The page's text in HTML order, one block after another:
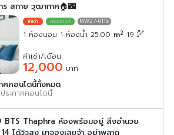
ร สกาย วุฒากาศ🏠🌃
MW27-0116
1 ห้องนอน 1 ห้องน้ำ 25.00 m2 19
ค่าเช่า/เดือน
12,000 บาท
ศคอนโดนี้ทั้งหมด
ระกาศคอนโดนี้
BTS Thaphra ห้องพร้อมอยู่ สิ่งอำนวย
ได้วิวสูง มาจองเลยจ้า อย่าพลาด